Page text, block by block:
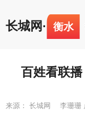
长城网· 衡水
百姓看联
来源： 长城网 李珊珊